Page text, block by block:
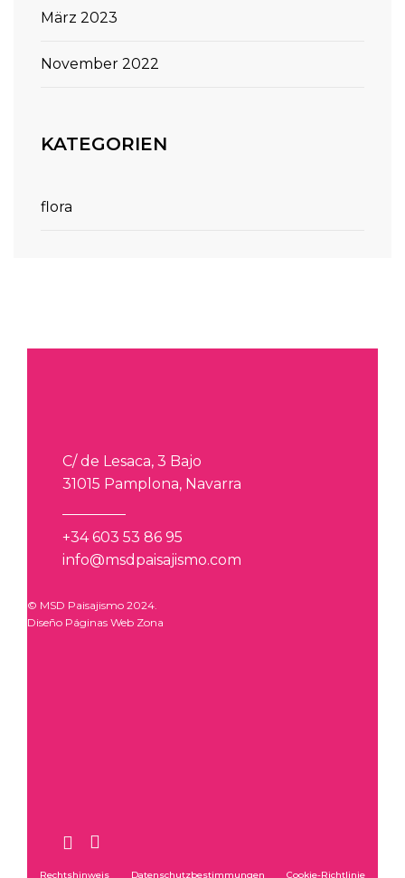
März 2023
November 2022
KATEGORIEN
flora
C/ de Lesaca, 3 Bajo
31015 Pamplona, Navarra
+34 603 53 86 95
info@msdpaisajismo.com
© MSD Paisajismo 2024.
Diseño Páginas Web Zona
Rechtshinweis Datenschutzbestimmungen Cookie-Richtlinie